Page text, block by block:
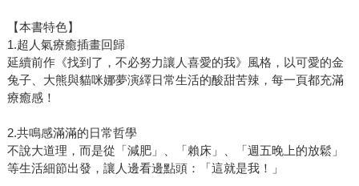
【本書特色】
1.超人氣療癒插畫回歸
延續前作《找到了，不必努力讓人喜愛的我》風格，以可愛的金
兔子、大熊與貓咪娜夢演繹日常生活的酸甜苦辣，每一頁都充滿
療癒感！
2.共鳴感滿滿的日常哲學
不說大道理，而是從「減肥」、「賴床」、「週五晚上的放鬆」
等生活細節出發，讓人邊看邊點頭：「這就是我！」